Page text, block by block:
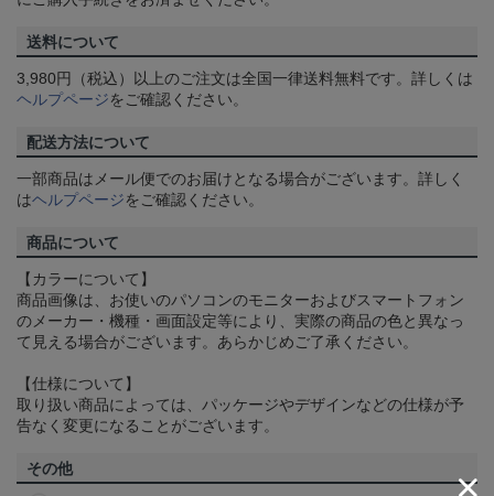
送料について
3,980円（税込）以上のご注文は全国一律送料無料です。詳しくは
ヘルプページをご確認ください。
配送方法について
一部商品はメール便でのお届けとなる場合がございます。詳しく
はヘルプページをご確認ください。
商品について
【カラーについて】
商品画像は、お使いのパソコンのモニターおよびスマートフォン
のメーカー・機種・画面設定等により、実際の商品の色と異なっ
て見える場合がございます。あらかじめご了承ください。
【仕様について】
取り扱い商品によっては、パッケージやデザインなどの仕様が予
告なく変更になることがございます。
その他